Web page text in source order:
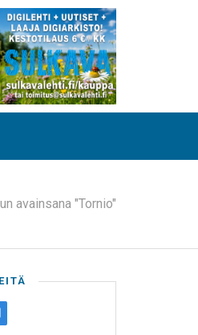
avainsana "Tornio"